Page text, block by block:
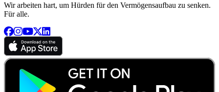
Wir arbeiten hart, um Hürden für den Vermögensaufbau zu senken.
Für alle.